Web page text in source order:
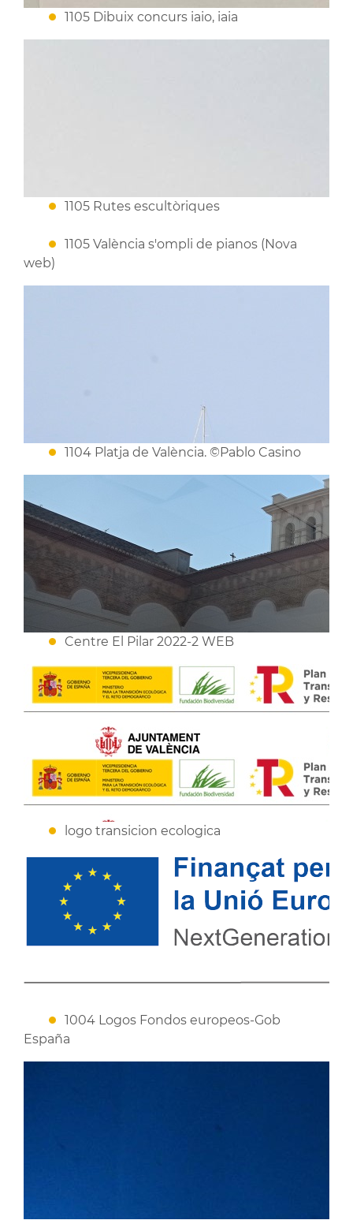
1105 Dibuix concurs iaio, iaia
1105 Rutes escultòriques
1105 València s'ompli de pianos (Nova
web)
1104 Platja de València. ©Pablo Casino
Centre El Pilar 2022-2 WEB
logo transicion ecologica
1004 Logos Fondos europeos-Gob
España